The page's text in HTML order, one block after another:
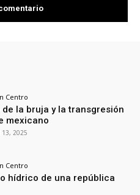
Centro
de la bruja y la transgresión
mexicano
13, 2025
Centro
hídrico de una república